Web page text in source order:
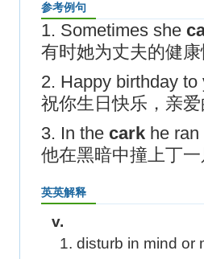
参考例句
1. Sometimes she
有时她为丈夫的健康
2. Happy birthday to
祝你生日快乐，亲爱
3. In the cark he
他在黑暗中撞上丁一
英英解释
v.
1. disturb in mind or